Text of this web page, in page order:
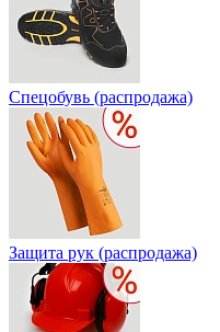
Спецобувь (распродажа)
Защита рук (распродажа)